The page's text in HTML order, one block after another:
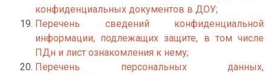
конфиденциальных документов в ДОУ;
Перечень сведений конфиденциальной
информации, подлежащих защите, в том числе
ПДн и лист ознакомления к нему;
Перечень персональных данных,